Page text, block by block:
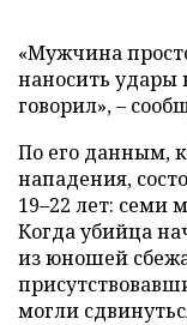
«Мужчина
наносить удары
говорил», –
По его данным,
нападения,
19–22 лет:
Когда убийца
из юношей
могли